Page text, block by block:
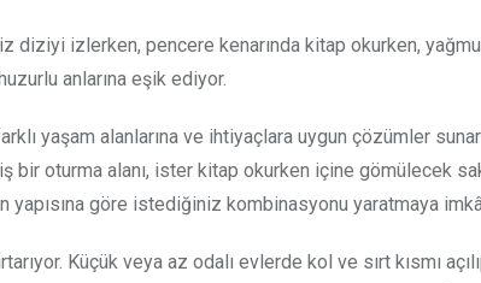
diziyi izlerken, pencere kenarında kitap okurken,
anlarına eşik ediyor.
yaşam alanlarına ve ihtiyaçlara uygun çözümler
oturma alanı, ister kitap okurken içine gömülecek
yapısına göre istediğiniz kombinasyonu yaratmaya
Küçük veya az odalı evlerde kol ve sırt kısmı